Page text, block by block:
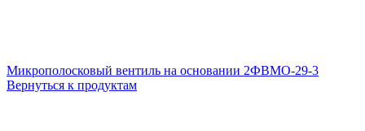
Микрополосковый вентиль на основании 2ФВМO-29-3
Вернуться к продуктам